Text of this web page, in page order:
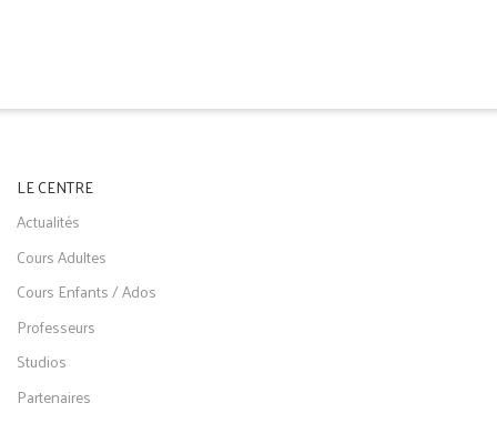
LE CENTRE
Actualités
Cours Adultes
Cours Enfants / Ados
Professeurs
Studios
Partenaires